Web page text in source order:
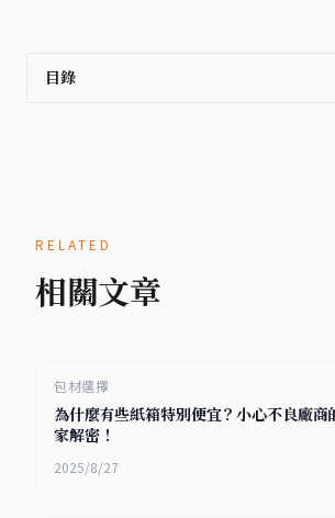
目錄
RELATED
相關文章
包材選擇
為什麼有些紙箱特別便宜？小心不良廠商
家解密！
2025/8/27